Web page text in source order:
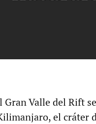
Gran Valle del Rift
el cráter